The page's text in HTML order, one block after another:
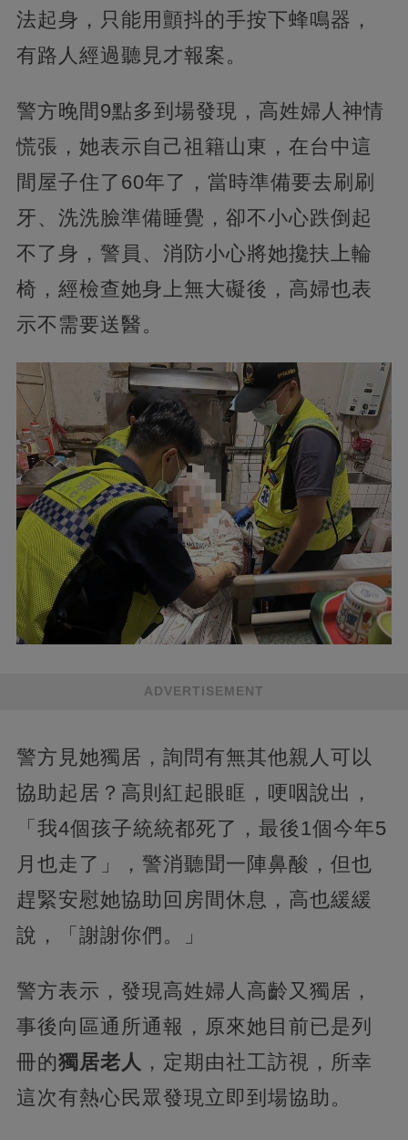
法起身，只能用顫抖的手按下蜂鳴器，
有路人經過聽見才報案。
警方晚間9點多到場發現，高姓婦人神情
慌張，她表示自己祖籍山東，在台中這
間屋子住了60年了，當時準備要去刷刷
牙、洗洗臉準備睡覺，卻不小心跌倒起
不了身，警員、消防小心將她攙扶上輪
椅，經檢查她身上無大礙後，高婦也表
示不需要送醫。
ADVERTISEMENT
警方見她獨居，詢問有無其他親人可以
協助起居？高則紅起眼眶，哽咽說出，
「我4個孩子統統都死了，最後1個今年5
月也走了」，警消聽聞一陣鼻酸，但也
趕緊安慰她協助回房間休息，高也緩緩
說，「謝謝你們。」
警方表示，發現高姓婦人高齡又獨居，
事後向區通所通報，原來她目前已是列
冊的獨居老人 ，定期由社工訪視，所幸
這次有熱心民眾發現立即到場協助。